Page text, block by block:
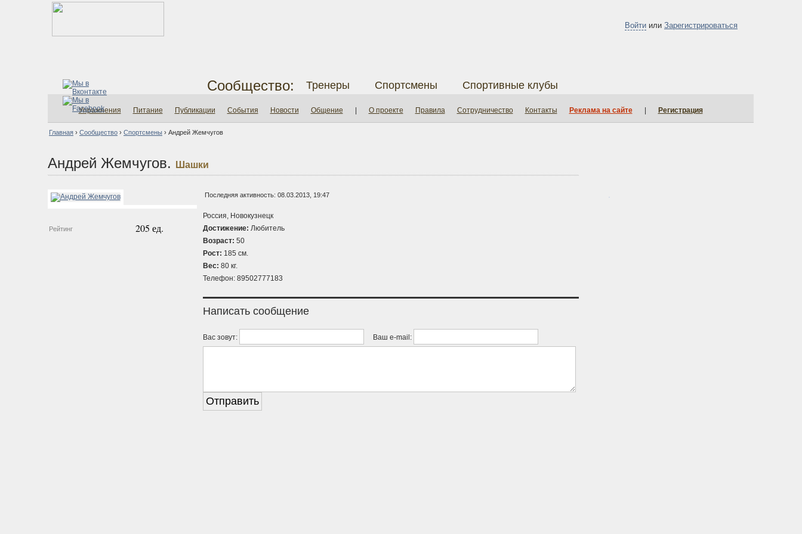
Войти или Зарегистрироваться
Сообщество: Тренеры Спортсмены Спортивные клубы
Упражнения Питание Публикации События Новости Общение О проекте Правила Сотрудничество Контакты Реклама на сайте Регистрация
Главная › Сообщество › Спортсмены › Андрей Жемчугов
Андрей Жемчугов. Шашки
Рейтинг 205 ед.
Последняя активность: 08.03.2013, 19:47
Россия, Новокузнецк
Достижение: Любитель
Возраст: 50
Рост: 185 см.
Вес: 80 кг.
Телефон: 89502777183
Написать сообщение
Вас зовут: Ваш e-mail: